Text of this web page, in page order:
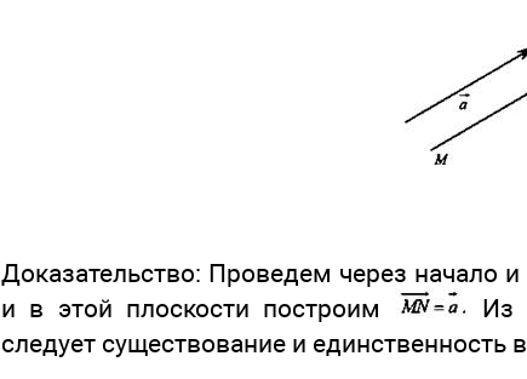
Доказательство: Проведем через начало и
и в этой плоскости построим
Из
следует существование и единственность